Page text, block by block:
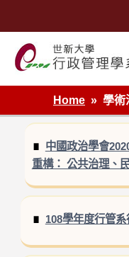
世新大學行政管理學系
Home
學術
中國政治學會
重構： 公共治理、
108學年度行管